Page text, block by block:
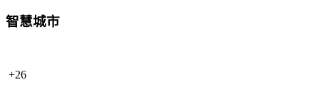
智慧城市
+26